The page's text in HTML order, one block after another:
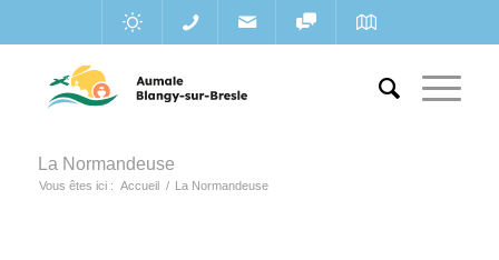
La Normandeuse
Vous êtes ici : Accueil / La Normandeuse